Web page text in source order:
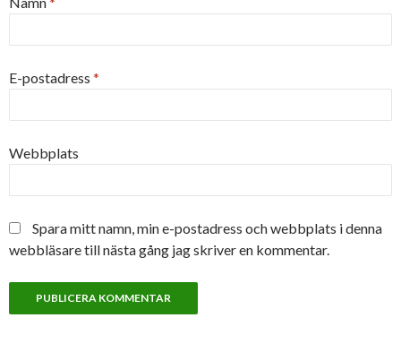
E-postadress *
Webbplats
Spara mitt namn, min e-postadress och webbplats i denna
webbläsare till nästa gång jag skriver en kommentar.